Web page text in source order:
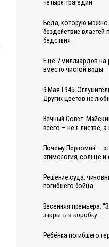
четыре трагедии
Беда, которую можно
бездействие властей
бедствия
Ещё 7 миллиардов на
вместо чистой воды
9 Мая 1945.
Других цветов не
Вечный Совет.
всего — не в листве,
Почему Первомай —
этимология, солнце и
Решение суда:
погибшего бойца
Весенняя премьера:
закрыть в коробку…
Ребёнка погибшего